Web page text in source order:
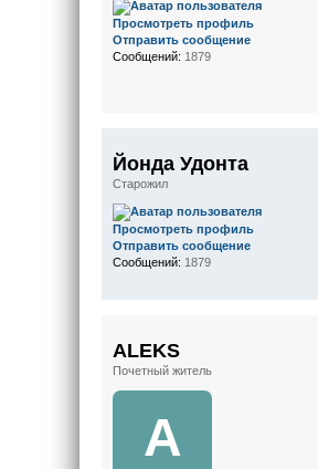
Просмотреть профиль
Отправить сообщение
Сообщений: 1879
Йонда Удонта
Старожил
Просмотреть профиль
Отправить сообщение
Сообщений: 1879
ALEKS
Почетный житель
A